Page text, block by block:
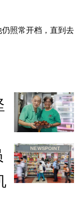
照常开档，直到去